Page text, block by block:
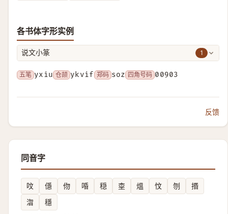
各书体字形实例
说文小篆 1
五笔 yxiu 仓颉 ykvif 郑码 soz 四角号码 00903
反馈
同音字
呅 㒚 伆 㖧 穏 桽 熅 忟 刎
㨉
㳷
穩